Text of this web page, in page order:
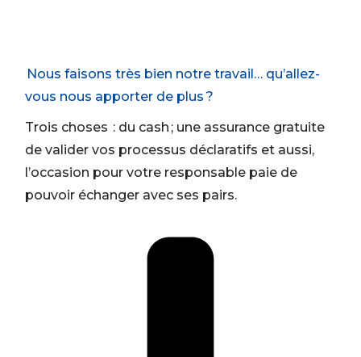
Nous faisons très bien notre travail… qu’allez-
vous nous apporter de plus ?
Trois choses : du cash ; une assurance gratuite
de valider vos processus déclaratifs et aussi,
l’occasion pour votre responsable paie de
pouvoir échanger avec ses pairs.